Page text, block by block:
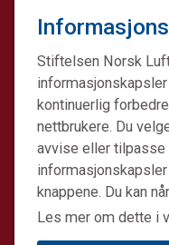
Stiftelsen Norsk
kontinuerlig
nettbrukere. Du
avvise eller tilpasse
knappene. Du kan
Les mer om dette i
Stiftelsen Norsk
Formålet er å fremme
Stiftelsens